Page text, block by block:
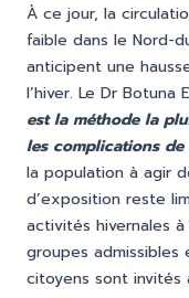
À ce jour, la
faible dans le Nord-
anticipent une
l’hiver. Le Dr Botuna
est la méthode la
les complications
la population à agir
d’exposition reste
activités hivernales à
groupes
citoyens sont